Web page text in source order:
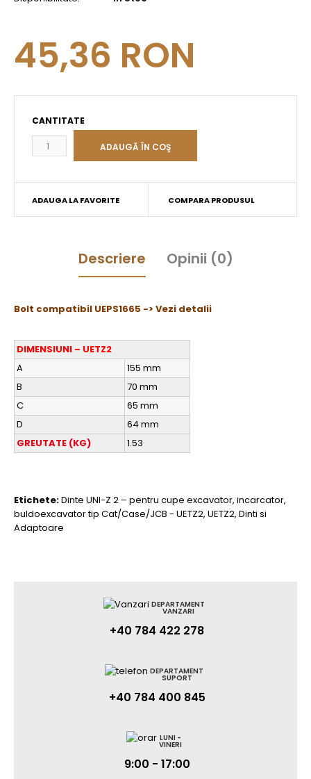
45,36 RON
CANTITATE
ADAUGA LA FAVORITE COMPARA PRODUSUL
Descriere Opinii (0)
Bolt compatibil UEPS1665 -> Vezi detalii
DIMENSIUNI – UETZ2
A
155 mm
B
70 mm
C
65 mm
D
64 mm
GREUTATE (KG)
1.53
Etichete:Dinte UNI-Z 2 – pentru cupe excavator, incarcator,
buldoexcavator tip Cat/Case/JCB - UETZ2, UETZ2, Dinti si
Adaptoare
DEPARTAMENT
VANZARI
+40 784 422 278
DEPARTAMENT
SUPORT
+40 784 400 845
LUNI -
VINERI
9:00 - 17:00